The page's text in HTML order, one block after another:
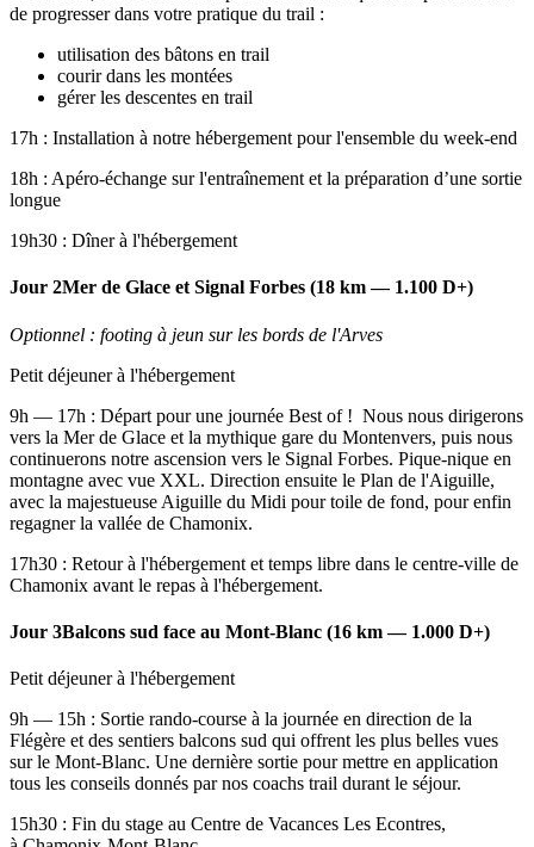
de progresser dans votre pratique du trail :
utilisation des bâtons en trail
courir dans les montées
gérer les descentes en trail
17h : Installation à notre hébergement pour l'ensemble du week-end
18h : Apéro-échange sur l'entraînement et la préparation d’une sortie
longue
19h30 : Dîner à l'hébergement
Jour 2Mer de Glace et Signal Forbes (18 km — 1.100 D+)
Optionnel : footing à jeun sur les bords de l'Arves
Petit déjeuner à l'hébergement
9h — 17h : Départ pour une journée Best of ! Nous nous dirigerons
vers la Mer de Glace et la mythique gare du Montenvers, puis nous
continuerons notre ascension vers le Signal Forbes. Pique-nique en
montagne avec vue XXL. Direction ensuite le Plan de l'Aiguille,
avec la majestueuse Aiguille du Midi pour toile de fond, pour enfin
regagner la vallée de Chamonix.
17h30 : Retour à l'hébergement et temps libre dans le centre-ville de
Chamonix avant le repas à l'hébergement.
Jour 3Balcons sud face au Mont-Blanc (16 km — 1.000 D+)
Petit déjeuner à l'hébergement
9h — 15h : Sortie rando-course à la journée en direction de la
Flégère et des sentiers balcons sud qui offrent les plus belles vues
sur le Mont-Blanc. Une dernière sortie pour mettre en application
tous les conseils donnés par nos coachs trail durant le séjour.
15h30 : Fin du stage au Centre de Vacances Les Econtres,